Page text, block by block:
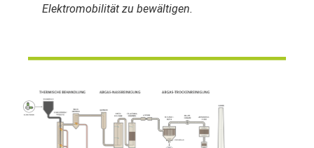
Elektromobilität zu bewältigen.